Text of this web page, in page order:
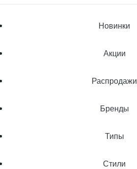
Новинки
Акции
Распродажи
Бренды
Типы
Стили